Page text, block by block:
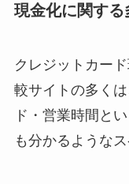
現金化に関す
クレジットカー
較サイトの多く
ド・営業時間と
も分かるような